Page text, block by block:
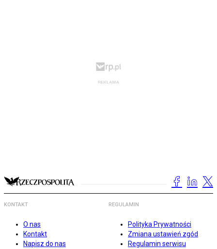
KONTAKT
O nas
Kontakt
Napisz do nas
REGULAMIN
Polityka Prywatności
Zmiana ustawień zgód
Regulamin serwisu